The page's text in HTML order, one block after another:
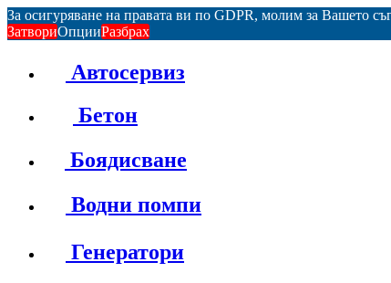
За осигуряване на правата ви по GDPR, молим за Вашето
ЗатвориОпцииРазбрах
Автосервиз
Бетон
Боядисване
Водни помпи
Генератори